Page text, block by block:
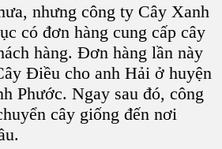
nhưng công ty Cây Xanh
có đơn hàng cung cấp cây
hàng. Đơn hàng lần này
Điều cho anh Hải ở huyện
Phước. Ngay sau đó, công
cây giống đến nơi